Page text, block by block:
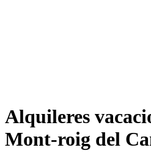
Alquileres
Mont-roig del